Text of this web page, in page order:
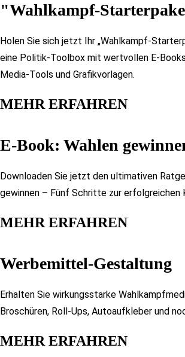
"Wahlkampf-
Holen Sie sich jetzt Ihr „Wahlkampf-
eine Politik-Toolbox mit wertvollen E-
Media-Tools und Grafikvorlagen.
MEHR ERFAHREN​
E-Book: Wahlen
Downloaden Sie jetzt den ultimativen
gewinnen – Fünf Schritte zur erfolgreichen
MEHR ERFAHREN​
Werbemittel-Gestaltung​
Erhalten Sie wirkungsstarke
Broschüren, Roll-Ups, Autoaufkleber und
MEHR ERFAHREN​